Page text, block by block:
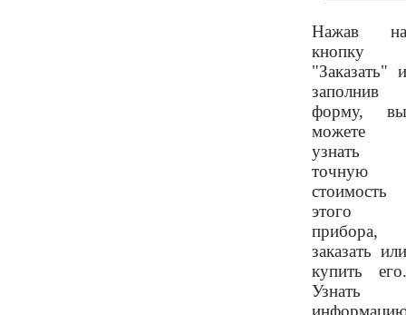
Нажав на
кнопку
"Заказать" и
заполнив
форму, вы
можете
узнать
точную
стоимость
этого
прибора,
заказать или
купить его.
Узнать